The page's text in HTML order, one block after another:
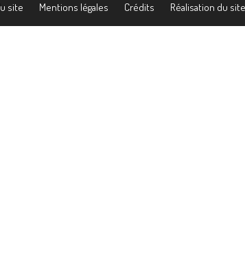
site Mentions légales Crédits Réalisation du